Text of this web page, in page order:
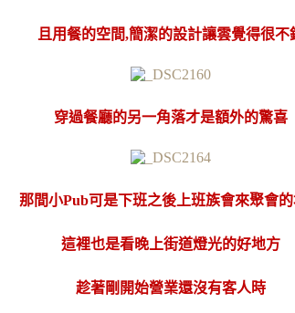
且用餐的空間,簡潔的設計讓雲覺得很不
穿過餐廳的另一角落才是額外的驚喜
那間小Pub可是下班之後上班族會來聚會
這裡也是看晚上街道燈光的好地方
趁著剛開始營業還沒有客人時